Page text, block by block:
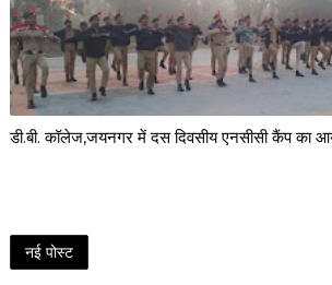
डी.बी. कॉलेज,जयनगर में दस दिवसीय एनसीसी कैंप का
नई पोस्ट